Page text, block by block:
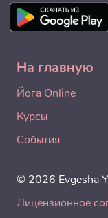
На главную
Йога Online
Курсы
События
© 2026 Evgesha
Лицензионное